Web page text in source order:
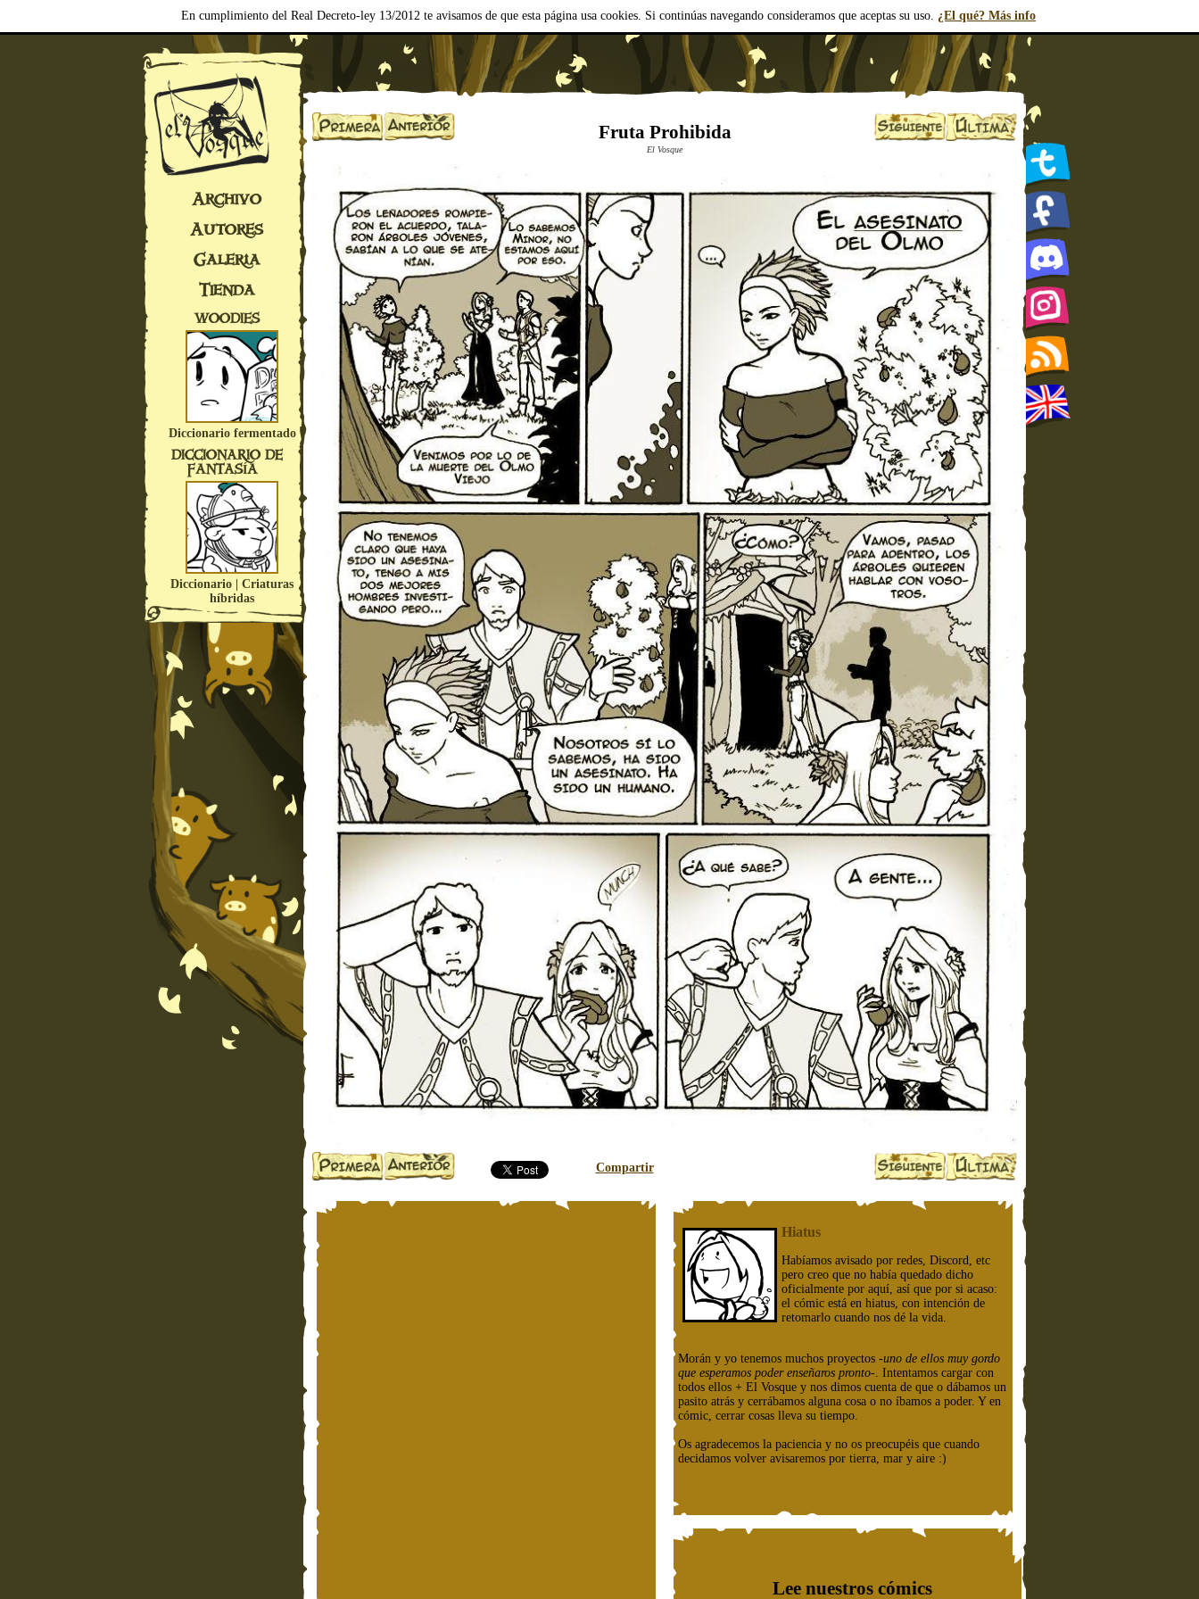
En cumplimiento del Real Decreto-ley 13/2012 te avisamos de que esta página usa cookies. Si continúas navegando consideramos que aceptas su uso. ¿El qué? Más info
Archivo
Autores
Galería
Tienda
WOODIES
Diccionario fermentado
DICCIONARIO DE
FANTASÍA
Diccionario | Criaturas
híbridas
Fruta Prohibida
El Vosque
Compartir
Hiatus
Habíamos avisado por redes, Discord, etc
pero creo que no había quedado dicho
oficialmente por aquí, así que por si acaso:
el cómic está en hiatus, con intención de
retomarlo cuando nos dé la vida.
Morán y yo tenemos muchos proyectos -uno de ellos muy gordo
que esperamos poder enseñaros pronto-. Intentamos cargar con
todos ellos + El Vosque y nos dimos cuenta de que o dábamos un
pasito atrás y cerrábamos alguna cosa o no íbamos a poder. Y en
cómic, cerrar cosas lleva su tiempo.
Os agradecemos la paciencia y no os preocupéis que cuando
decidamos volver avisaremos por tierra, mar y aire :)
Lee nuestros cómics